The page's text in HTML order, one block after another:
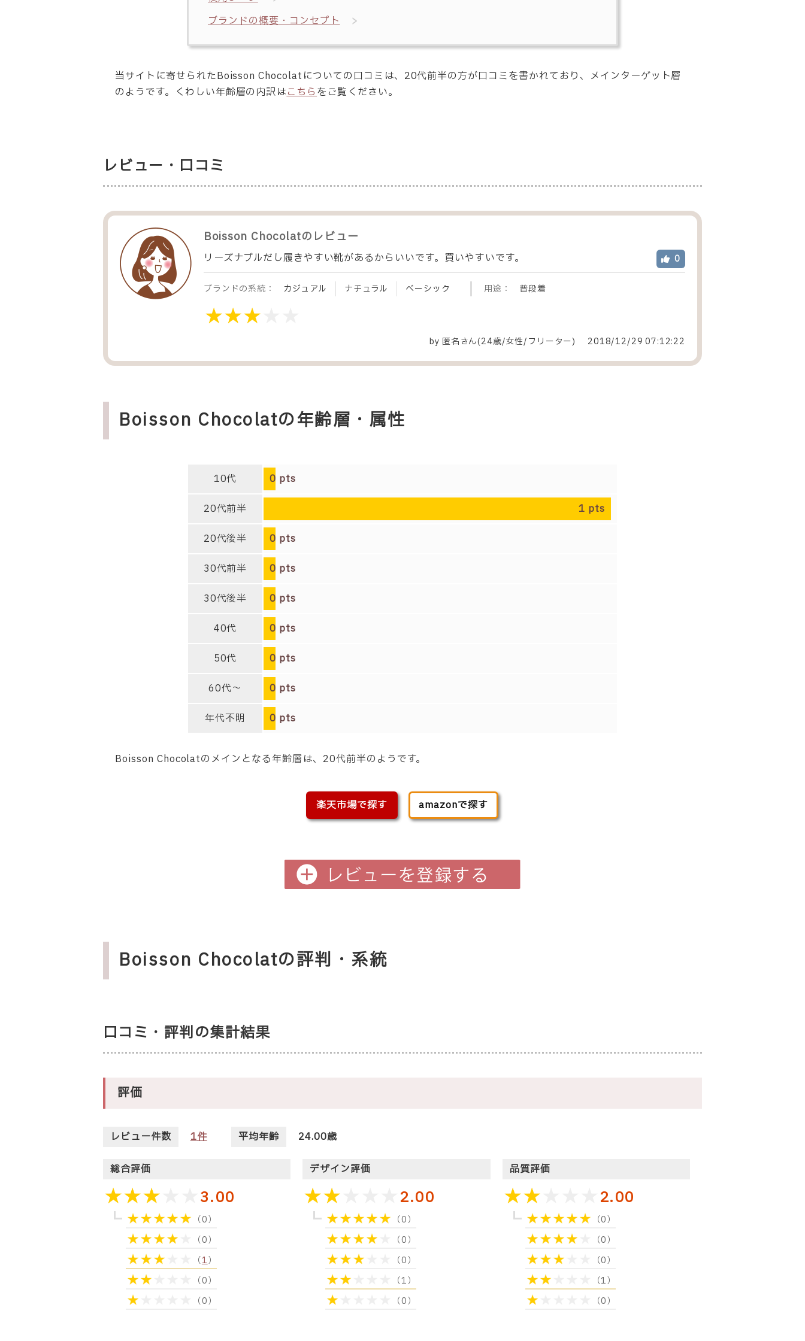
ブランドの概要・コンセプト
当サイトに寄せられたBoisson Chocolatについての口コミは、20代前半の方が口コミを書かれており、メインターゲット層
のようです。くわしい年齢層の内訳はこちらをご覧ください。
レビュー・口コミ
Boisson Chocolatのレビュー
0
リーズナブルだし履きやすい靴があるからいいです。買いやすいです。
ブランドの系統： カジュアル ナチュラル ベーシック 用途： 普段着
by 匿名さん(24歳/女性/フリーター) 2018/12/29 07:12:22
Boisson Chocolatの年齢層・属性
10代 0 pts
20代前半 1 pts
20代後半 0 pts
30代前半 0 pts
30代後半 0 pts
40代 0 pts
50代 0 pts
60代～ 0 pts
年代不明 0 pts
Boisson Chocolatのメインとなる年齢層は、20代前半のようです。
楽天市場で探す amazonで探す
Boisson Chocolatの評判・系統
口コミ・評判の集計結果
評価
レビュー件数 1件 平均年齢 24.00歳
総合評価
3.00
（0）
（0）
（1）
（0）
（0）
デザイン評価
2.00
（0）
（0）
（0）
（1）
（0）
品質評価
2.00
（0）
（0）
（0）
（1）
（0）